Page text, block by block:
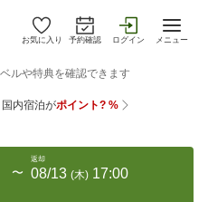
お気に入り 予約確認 ログイン メニュー
〜
返却
08/13 (木) 17:00